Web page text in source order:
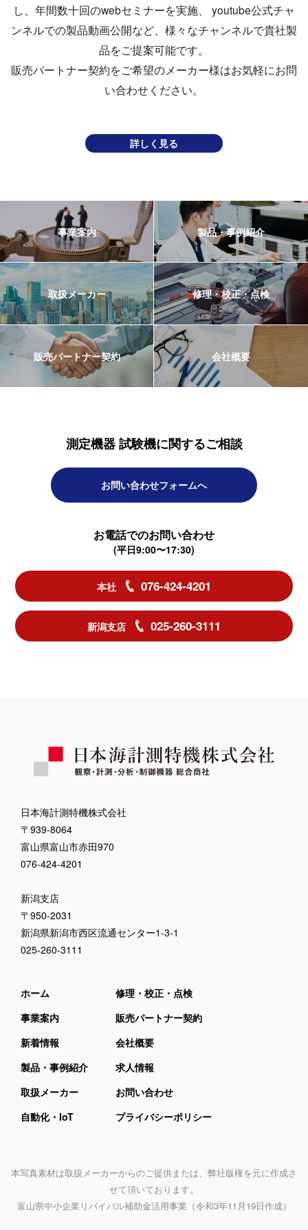
し、年間数⼗回のwebセミナーを実施、
youtube公式チャ
ンネルでの製品動画公開など、様々なチャンネルで貴社製
品をご提案可能です。
販売パートナー契約をご希望のメーカー様はお気軽にお問
い合わせください。
詳しく見る
事業案内 製品・事例紹介
取扱メーカー 修理・校正・点検
販売パートナー契約 会社概要
測定機器 試験機に関するご相談
お問い合わせフォームへ
お電話でのお問い合わせ
(平日9:00〜17:30)
本社 076-424-4201
新潟支店 025-260-3111
日本海計測特機株式会社
〒939-8064
富山県富山市赤田970
076-424-4201
新潟支店
〒950-2031
新潟県新潟市西区流通センター1-3-1
025-260-3111
ホーム
事業案内
新着情報
製品・事例紹介
取扱メーカー
自動化・IoT
修理・校正・点検
販売パートナー契約
会社概要
求人情報
お問い合わせ
プライバシーポリシー
本写真素材は取扱メーカーからのご提供または、弊社版権を元に作成さ
せて頂いております。
富山県中小企業リバイバル補助金活用事業 （令和3年11月19日作成）